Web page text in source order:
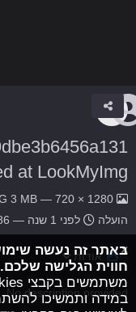
at LookMyImg
הועלה
לפני 1 שנה — 2086 צפיות
אודות
No description provided.
חווית הגלישה שלכם.
במידה ותמשיכו